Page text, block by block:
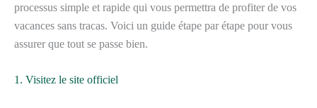
processus simple et rapide qui vous permettra de profiter de vos
vacances sans tracas. Voici un guide étape par étape pour vous
assurer que tout se passe bien.
1. Visitez le site officiel